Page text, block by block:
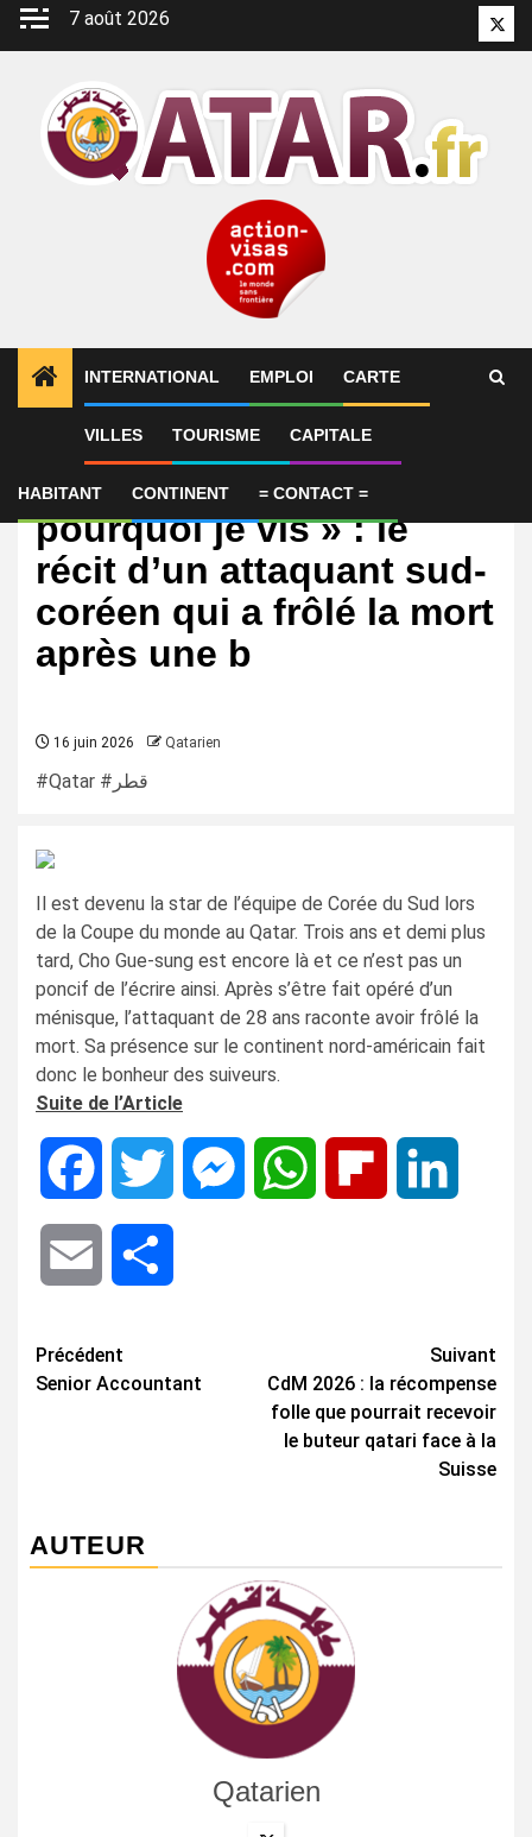
Aller
7 août 2026
INTERNATIONAL EMPLOI CARTE
VILLES TOURISME CAPITALE
HABITANT CONTINENT = CONTACT =
International
Coupe du monde. « Voilà
pourquoi je vis » : le
récit d’un attaquant sud-
coréen qui a frôlé la mort
après une b
16 juin 2026 Qatarien
#Qatar #قطر
Il est devenu la star de l’équipe de Corée du Sud lors
de la Coupe du monde au Qatar. Trois ans et demi plus
tard, Cho Gue-sung est encore là et ce n’est pas un
poncif de l’écrire ainsi. Après s’être fait opéré d’un
ménisque, l’attaquant de 28 ans raconte avoir frôlé la
mort. Sa présence sur le continent nord-américain fait
donc le bonheur des suiveurs.
Suite de l’Article
Facebook Twitter MessengerWhatsApp Flipboard
Email
Navigation
d’article
Précédent
Senior Accountant
Suivant
CdM 2026 : la récompense
folle que pourrait recevoir
le buteur qatari face à la
Suisse
AUTEUR
Qatarien